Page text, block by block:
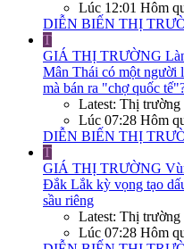
Lúc 12:01 Hôm
DIỄN BIẾN THỊ
T
GIÁ THỊ TRƯỜNG
Mân Thái có một người
mà bán ra "chợ quốc
Latest: Thị trường
Lúc 07:28 Hôm
DIỄN BIẾN THỊ
T
GIÁ THỊ TRƯỜNG
Đắk Lắk kỳ vọng tạo
sầu riêng
Latest: Thị trường
Lúc 07:28 Hôm